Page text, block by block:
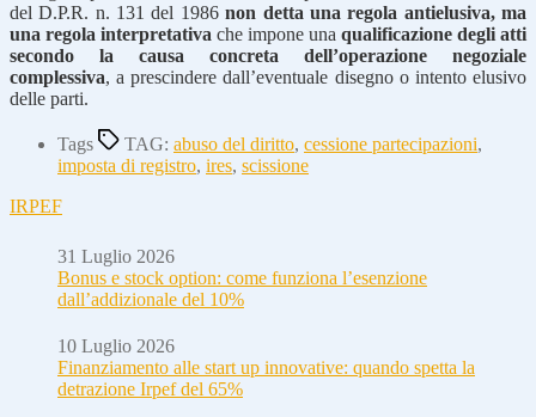
del D.P.R. n. 131 del 1986non detta una regola antielusiva, ma
una regola interpretativa che impone una qualificazione degli atti
secondo la causa concreta dell’operazione negoziale
complessiva, a prescindere dall’eventuale disegno o intento elusivo
delle parti.
Tags TAG: abuso del diritto, cessione partecipazioni,
imposta di registro, ires, scissione
IRPEF
31 Luglio 2026
Bonus e stock option: come funziona l’esenzione
dall’addizionale del 10%
10 Luglio 2026
Finanziamento alle start up innovative: quando spetta la
detrazione Irpef del 65%